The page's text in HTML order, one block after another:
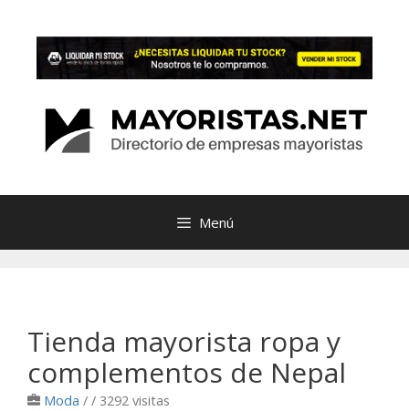
contenido
Menú
Tienda mayorista ropa y
complementos de Nepal
Moda / / 3292 visitas